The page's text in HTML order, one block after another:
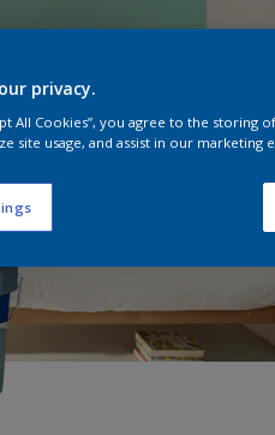
privacy.
All Cookies”, you agree to the storing
site usage, and assist in our marketing